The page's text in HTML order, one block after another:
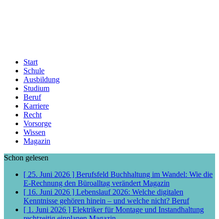
Start
Schule
Ausbildung
Studium
Beruf
Karriere
Recht
Vorsorge
Wissen
Magazin
Schon gelesen
[ 25. Juni 2026 ] Berufsfeld Buchhaltung im Wandel: Wie die
E-Rechnung den Büroalltag verändert Magazin
[ 16. Juni 2026 ] Lebenslauf 2026: Welche digitalen
Kenntnisse gehören hinein – und welche nicht? Beruf
[ 1. Juni 2026 ] Elektriker für Montage und Instandhaltung